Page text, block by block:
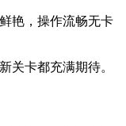
艳，操作流畅无卡
关卡都充满期待。